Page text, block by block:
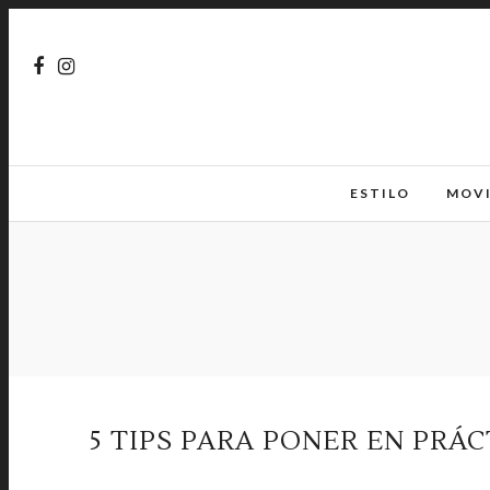
ESTILO
5 TIPS PARA PONER EN